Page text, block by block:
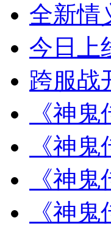
全新情
今日上
跨服战
《神
《神
《神
《神